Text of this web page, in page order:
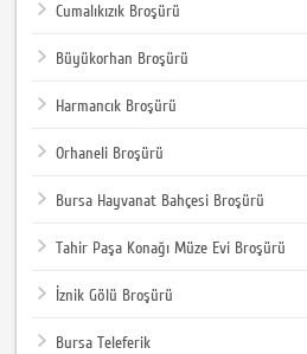
Cumalıkızık Broşürü
Büyükorhan Broşürü
Harmancık Broşürü
Orhaneli Broşürü
Bursa Hayvanat Bahçesi Broşürü
Tahir Paşa Konağı Müze Evi Broşürü
İznik Gölü Broşürü
Bursa Teleferik